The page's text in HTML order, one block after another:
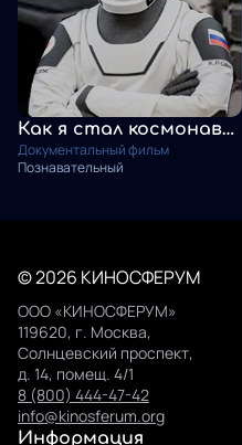
Как я стал космонавтом
Документальный фильм
Познавательный
© 2026 КИНОСФЕРУМ
ООО «КИНОСФЕРУМ»
119620, г. Москва,
Солнцевский проспект,
д. 14, помещ. 4/1
8 (800) 444-47-42
info@kinosferum.org
Информация